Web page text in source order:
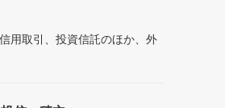
用取引、投資信託のほか、外